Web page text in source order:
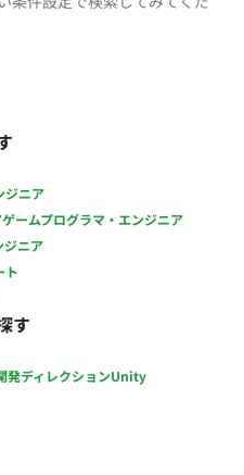
ジニア
ゲームプログラマ・エンジニア
ジニア
ト
す
発ディレクションUnity